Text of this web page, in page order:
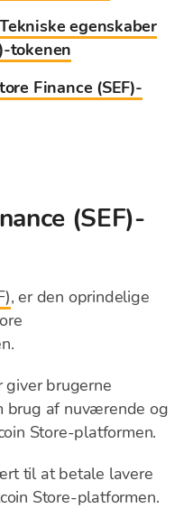
egenskaber
tokenen
Finance (SEF)-
(SEF)-
, er den oprindelige
giver brugerne
brug af nuværende og
Store-platformen.
til at betale lavere
Store-platformen.